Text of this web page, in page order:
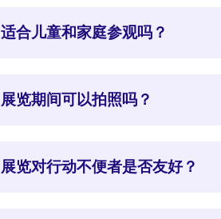
适合儿童和家庭参观吗？
展览期间可以拍照吗？
展览对行动不便者是否友好？